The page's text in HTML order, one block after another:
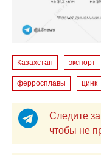
Казахстан экспорт
ферросплавы цинк
Следите